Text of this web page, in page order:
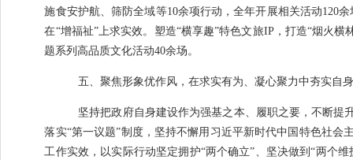
施食安护航、筛防全域等10余项行动，全年开展相关活动120余
在“增福祉”上求实效。 塑造“横享趣”特色文旅IP，打造“烟火横
题系列高品质文化活动40余场。
五、聚焦形象优作风，在求实有为、凝心聚力中夯实自
坚持把政府自身建设作为强基之本、履职之要，不断
落实“第一议题”制度，坚持不懈用习近平新时代中国特色社会
工作实效，以实际行动坚定拥护“两个确立”、坚决做到“两个维